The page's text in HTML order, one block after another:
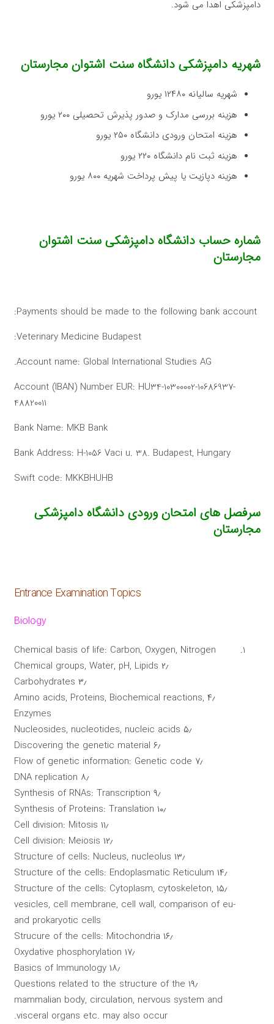
دامپزشکی اهدا می شود.
شهریه دامپزشکیدانشگاه سنت اشتوان مجارستان
شهریه سالیانه ۱۲۴۸۰ یورو
هزینه بررسی مدارک و صدور پذیرش تحصیلی ۲۰۰ یورو
هزینه امتحان ورودی دانشگاه ۲۵۰ یورو
هزینه ثبت نام دانشگاه ۲۲۰ یورو
هزینه دپازیت یا پیش پرداخت شهریه ۸۰۰ یورو
شماره حسابدانشگاه دامپزشکی سنت اشتوان
مجارستان
Payments should be made to the following bank account:
Veterinary Medicine Budapest:
Account name: Global International Studies AG.
Account (IBAN) Number EUR: HU34-10300002-10686937-
48820011
Bank Name: MKB Bank
Bank Address: H-1056 Vaci u. 38. Budapest, Hungary
Swift code: MKKBHUHB
سرفصل های امتحان ورودی دانشگاه دامپزشکی
مجارستان
Entrance Examination Topics
Biology
Chemical basis of life: Carbon, Oxygen, Nitrogen
۲٫ Chemical groups, Water, pH, Lipids
۳٫ Carbohydrates
۴٫ Amino acids, Proteins, Biochemical reactions,
Enzymes
۵٫ Nucleosides, nucleotides, nucleic acids
۶٫ Discovering the genetic material
۷٫ Flow of genetic information: Genetic code
۸٫ DNA replication
۹٫ Synthesis of RNAs: Transcription
۱۰٫ Synthesis of Proteins: Translation
۱۱٫ Cell division: Mitosis
۱۲٫ Cell division: Meiosis
۱۳٫ Structure of cells: Nucleus, nucleolus
۱۴٫ Structure of the cells: Endoplasmatic Reticulum
۱۵٫ Structure of the cells: Cytoplasm, cytoskeleton,
vesicles, cell membrane, cell wall, comparison of eu-
and prokaryotic cells
۱۶٫ Strucure of the cells: Mitochondria
۱۷٫ Oxydative phosphorylation
۱۸٫ Basics of Immunology
۱۹٫ Questions related to the structure of the
mammalian body, circulation, nervous system and
visceral organs etc. may also occur.